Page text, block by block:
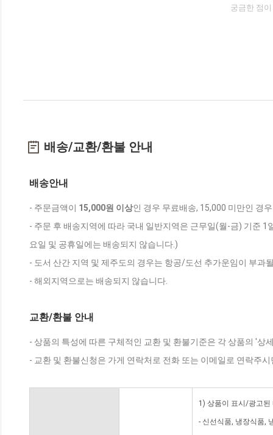
궁금한 점
배송/교환/환불 안내
배송안내
- 주문금액이 15,000원 이상인 경우 무료배송, 15,000 미만인 경
- 주문 후 배송지역에 따라 국내 일반지역은 근무일(월-금) 기준
요일 및 공휴일에는 배송되지 않습니다.)
- 도서 산간 지역 및 제주도의 경우는 항공/도선 추가운임이 부과
- 해외지역으로는 배송되지 않습니다.
교환/환불 안내
- 상품의 특성에 따른 구체적인 교환 및 환불기준은 각 상품의 '상
- 교환 및 환불신청은 가게 연락처로 전화 또는 이메일로 연락주
1) 상품이 표시/광고된
- 신선식품, 냉장식품,